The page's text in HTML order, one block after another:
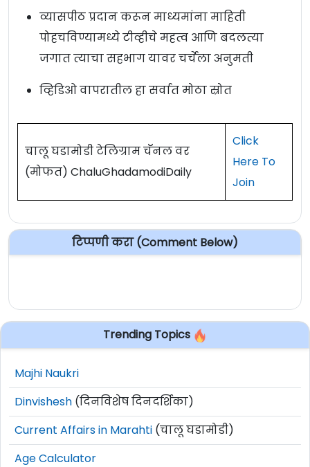
व्यासपीठ प्रदान करून माध्यमांना माहिती
पोहचविण्यामध्ये टीव्हीचे महत्व आणि बदलत्या
जगात त्याचा सहभाग यावर चर्चेला अनुमती
व्हिडिओ वापरातील हा सर्वात मोठा स्रोत
चालू घडामोडी टेलिग्राम चॅनल वर
(मोफत) ChaluGhadamodiDaily
Click
Here To
Join
टिप्पणी करा (Comment Below)
Trending Topics
Majhi Naukri
Dinvishesh (दिनविशेष दिनदर्शिका)
Current Affairs in Marahti (चालू घडामोडी)
Age Calculator